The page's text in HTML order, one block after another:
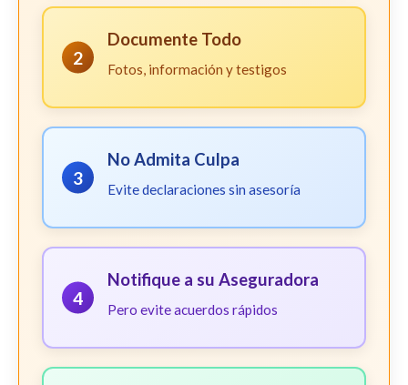
2
Documente Todo
Fotos, información y testigos
3
No Admita Culpa
Evite declaraciones sin asesoría
4
Notifique a su Aseguradora
Pero evite acuerdos rápidos